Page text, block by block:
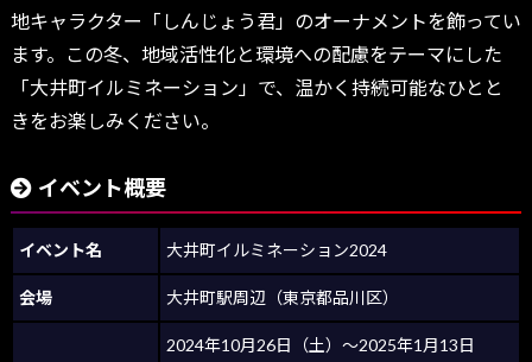
地キャラクター「しんじょう君」のオーナメントを飾ってい
ます。この冬、地域活性化と環境への配慮をテーマにした
「大井町イルミネーション」で、温かく持続可能なひとと
きをお楽しみください。
イベント概要
イベント名 大井町イルミネーション2024
会場 大井町駅周辺（東京都品川区）
2024年10月26日（土）～2025年1月13日